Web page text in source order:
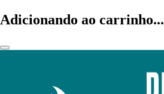
Adicionando ao carrinho...